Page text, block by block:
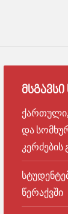
ᲛᲡᲒᲐᲕᲡᲘ
ქართული,
და
კერძების
წერაქვში